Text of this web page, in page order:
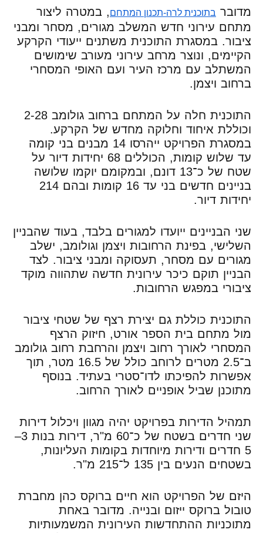
מדובר בתוכנית לרה-תכנון המתחם, במטרה ליצור
מתחם עירוני חדש המשלב מגורים, מסחר ומבני
ציבור. במסגרת התוכנית משתנים ייעודי הקרקע
הקיימים, ונוצר מרחב עירוני מעורב שימושים
המשתלב עם מרכז העיר ועם האופי המסחרי
ברחוב ויצמן.
התוכנית חלה על המתחם ברחוב גולומב 2-28
וכוללת איחוד וחלוקה מחדש של הקרקע.
במסגרת הפרויקט ייהרסו 14 מבנים בני קומה
עד שלוש קומות, הכוללים 68 יחידות דיור על
שטח של כ־13 דונם, ובמקומם יוקמו שלושה
בניינים חדשים בני עד 16 קומות ובהם 214
יחידות דיור.
שני הבניינים ייועדו למגורים בלבד, בעוד שהבניין
השלישי, בפינת הרחובות ויצמן וגולומב, ישלב
מגורים עם מסחר, תעסוקה ומבני ציבור. לצד
הבניין תוקם כיכר עירונית חדשה שתהווה מוקד
ציבורי במפגש הרחובות.
התוכנית כוללת גם יצירת רצף של שטחי ציבור
מול מתחם בית הספר אורט, חיזוק הרצף
המסחרי לאורך רחוב ויצמן והרחבת רחוב גולומב
ב־2.5 מטרים לרוחב כולל של 16.5 מטר, תוך
אפשרות להפיכתו לדו־סטרי בעתיד. בנוסף
מתוכנן שביל אופניים לאורך הרחוב.
תמהיל הדירות בפרויקט יהיה מגוון ויכלול דירות
שני חדרים בשטח של כ־60 מ"ר, דירות בנות 3–
5 חדרים ודירות מיוחדות בקומות העליונות,
בשטחים הנעים בין 135 ל־215 מ"ר.
היזם של הפרויקט הוא חיים ברוקס כהן מחברת
טובול ברוקס ייזום ובנייה. מדובר באחת
מתוכניות ההתחדשות העירונית המשמעותיות